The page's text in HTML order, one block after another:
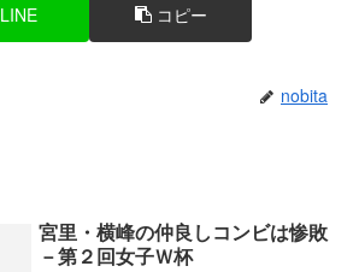
LINE コピー
nobita
宮里・横峰の仲良しコンビは惨敗
－第２回女子Ｗ杯